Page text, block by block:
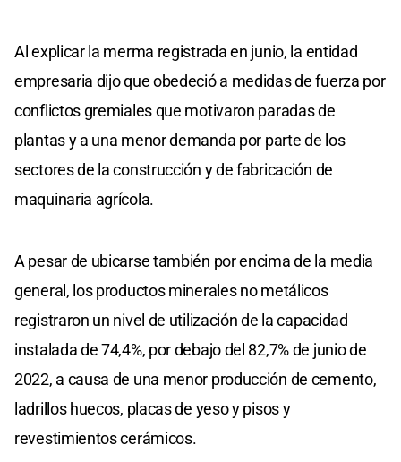
Al explicar la merma registrada en junio, la entidad
empresaria dijo que obedeció a medidas de fuerza por
conflictos gremiales que motivaron paradas de
plantas y a una menor demanda por parte de los
sectores de la construcción y de fabricación de
maquinaria agrícola.
A pesar de ubicarse también por encima de la media
general, los productos minerales no metálicos
registraron un nivel de utilización de la capacidad
instalada de 74,4%, por debajo del 82,7% de junio de
2022, a causa de una menor producción de cemento,
ladrillos huecos, placas de yeso y pisos y
revestimientos cerámicos.